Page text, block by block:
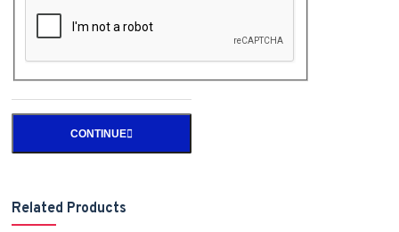
CONTINUE
Related Products